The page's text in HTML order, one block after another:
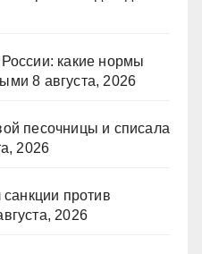
какие нормы
8 августа, 2026
песочницы и списала
2026
против
2026